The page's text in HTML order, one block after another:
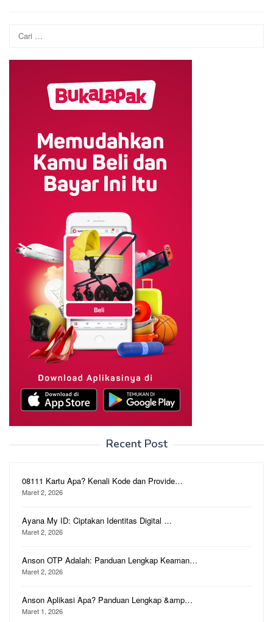
Cari
untuk:
Recent Post
08111 Kartu Apa? Kenali Kode dan Provide…
Maret 2, 2026
Ayana My ID: Ciptakan Identitas Digital …
Maret 2, 2026
Anson OTP Adalah: Panduan Lengkap Keaman…
Maret 2, 2026
Anson Aplikasi Apa? Panduan Lengkap &amp…
Maret 1, 2026